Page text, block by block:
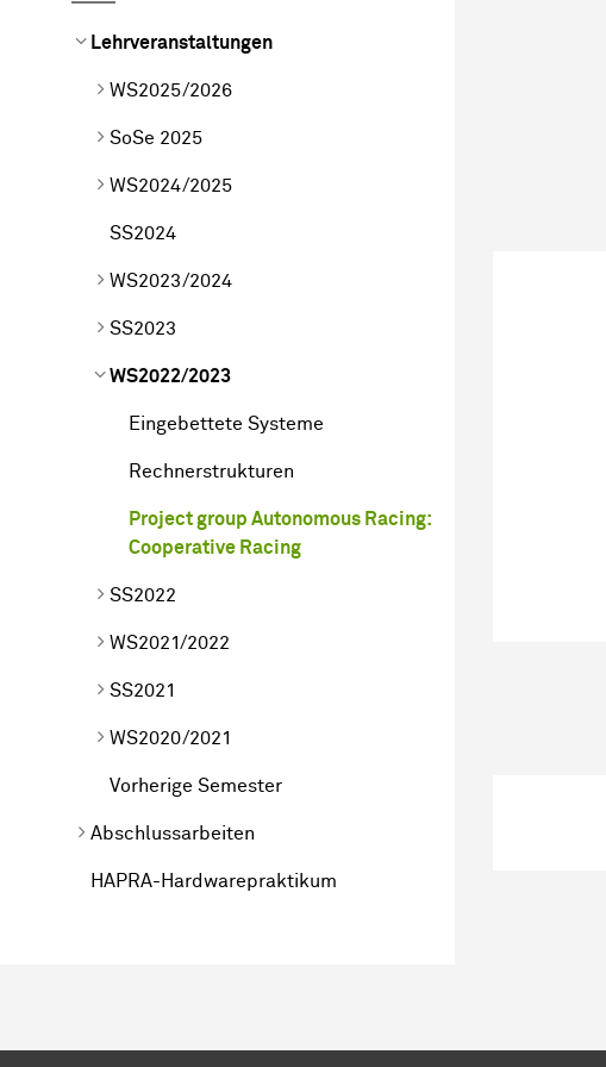
Lehrveranstaltungen
WS2025/2026
SoSe 2025
WS2024/2025
SS2024
WS2023/2024
SS2023
WS2022/2023
Eingebettete Systeme
Rechnerstrukturen
Project group Autonomous Racing:
Cooperative Racing
SS2022
WS2021/2022
SS2021
WS2020/2021
Vorherige Semester
Abschlussarbeiten
HAPRA-Hardwarepraktikum